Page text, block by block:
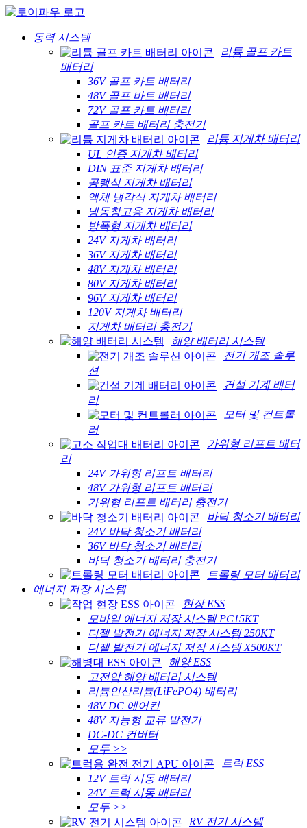
동력 시스템
리튬 골프 카트
배터리
36V 골프 카트 배터리
48V 골프 바트 배터리
72V 골프 카트 배터리
골프 카트 배터리 충전기
리튬 지게차 배터리
UL 인증 지게차 배터리
DIN 표준 지게차 배터리
공랭식 지게차 배터리
액체 냉각식 지게차 배터리
냉동창고용 지게차 배터리
방폭형 지게차 배터리
24V 지게차 배터리
36V 지게차 배터리
48V 지게차 배터리
80V 지게차 배터리
96V 지게차 배터리
120V 지게차 배터리
지게차 배터리 충전기
해양 배터리 시스템
전기 개조 솔루
션
건설 기계 배터
리
모터 및 컨트롤
러
가위형 리프트 배터
리
24V 가위형 리프트 배터리
48V 가위형 리프트 배터리
가위형 리프트 배터리 충전기
바닥 청소기 배터리
24V 바닥 청소기 배터리
36V 바닥 청소기 배터리
바닥 청소기 배터리 충전기
트롤링 모터 배터리
에너지 저장 시스템
현장 ESS
모바일 에너지 저장 시스템 PC15KT
디젤 발전기 에너지 저장 시스템 250KT
디젤 발전기 에너지 저장 시스템 X500KT
해양 ESS
고전압 해양 배터리 시스템
리튬인산리튬(LiFePO4) 배터리
48V DC 에어컨
48V 지능형 교류 발전기
DC-DC 컨버터
모두 >>
트럭 ESS
12V 트럭 시동 배터리
24V 트럭 시동 배터리
모두 >>
RV 전기 시스템